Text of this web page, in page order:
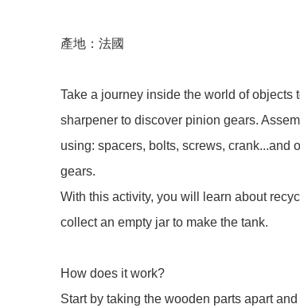
產地：法國
Take a journey inside the world of objects
sharpener to discover pinion gears.
using: spacers, bolts, screws, crank...and
gears.
With this activity, you will learn about
collect an empty jar to make the tank.
How does it work?
Start by taking the wooden parts apart